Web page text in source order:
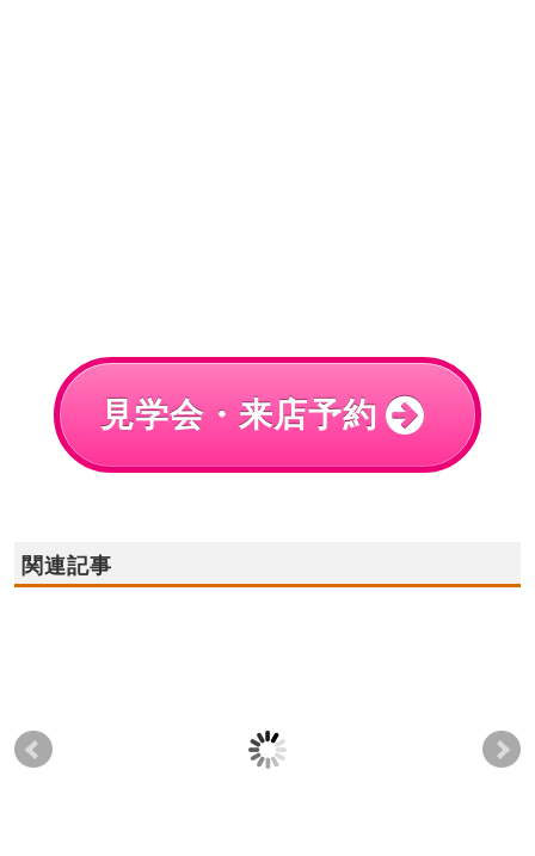
見学会・来店予約
関連記事
2024年1月5日(金)～1月
2023年9月23日(祝),24